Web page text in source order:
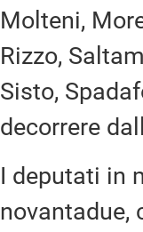
Molteni,
Rizzo,
Sisto,
decorrere
I deputati in
novantadue,